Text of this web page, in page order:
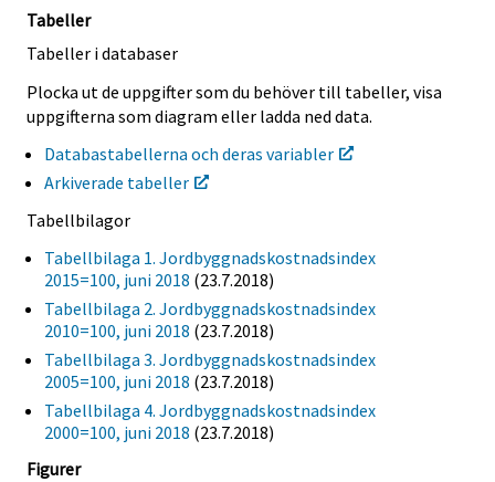
Tabeller
Tabeller i databaser
Plocka ut de uppgifter som du behöver till tabeller, visa
uppgifterna som diagram eller ladda ned data.
Databastabellerna och deras variabler
Arkiverade tabeller
Tabellbilagor
Tabellbilaga 1. Jordbyggnadskostnadsindex
2015=100, juni 2018 (23.7.2018)
Tabellbilaga 2. Jordbyggnadskostnadsindex
2010=100, juni 2018 (23.7.2018)
Tabellbilaga 3. Jordbyggnadskostnadsindex
2005=100, juni 2018 (23.7.2018)
Tabellbilaga 4. Jordbyggnadskostnadsindex
2000=100, juni 2018 (23.7.2018)
Figurer